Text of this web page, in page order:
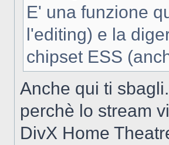
E' una funzione
l'editing) e la
chipset ESS
Anche qui ti
perchè lo stream
DivX Home